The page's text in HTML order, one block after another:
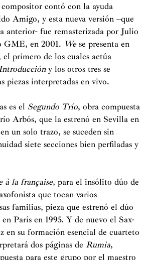
de la Organización
y cofundadora junto con
Antonio Abreu y Daniel
“Música contra el trabajo
fue nombrada Embajadora Cultural
de Ciudades.
y directora del Festival
Contemporánea de Madrid,
Miembro del Consejo de la
de Madrid (2005-2009).
Nacional de las Artes Escénicas y
(2012-2015). Desde 2004 y
ha sido consejera de AIE
Intérpretes o Ejecutantes de
de la Fundación Madrid
del International Women’s
FIES (Fundación Institucional
contó con la ayuda
Amigo, y esta nueva versión –que
anterior- fue remasterizada por Julio
GME, en 2001. Wese presenta en
el primero de los cuales actúa
y los otros tres se
piezas interpretadas en vivo.
es el Segundo Trío, obra compuesta
Arbós, que la estrenó en Sevilla en
un solo trazo, se suceden sin
siete secciones bien perfiladas y
à la française, para el insólito dúo de
que tocan varios
familias, pieza que estrenó el dúo
París en 1995. Y de nuevo el Sax-
en su formación esencial de cuarteto
dos páginas de Rumia,
para este grupo por el maestro